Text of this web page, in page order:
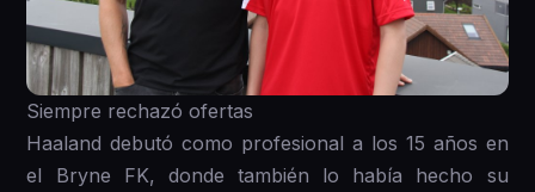
Siempre rechazó ofertas
Haaland debutó como profesional a los 15 años en
el Bryne FK, donde también lo había hecho su